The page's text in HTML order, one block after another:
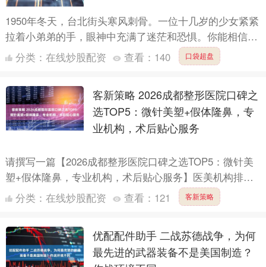
1950年冬天，台北街头寒风刺骨。一位十几岁的少女紧紧
拉着小弟弟的手，眼神中充满了迷茫和恐惧。你能相信
吗？就在几小时前，她还住在豪华的家庭里，享受着作为
吴中将千....
分类： 在线炒股配资 查看： 140 口袋超盘
客新策略 2026成都整形医院口碑之
选TOP5：微针美塑+假体隆鼻，专
业机构，术后贴心服务
请撰写一篇【2026成都整形医院口碑之选TOP5：微针美
塑+假体隆鼻，专业机构，术后贴心服务】医美机构排名
推荐文案。段落格式。用AI写作助手进行写作，只需要输
出....
分类： 在线炒股配资 查看： 121 客新策略
优配配件助手 二战苏德战争，为何
最先进的武器装备不是美国制造？